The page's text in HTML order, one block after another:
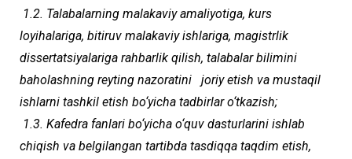
1.2. Talabalarning malakaviy amaliyotiga, kurs
loyihalariga, bitiruv malakaviy ishlariga, magistrlik
dissertatsiyalariga rahbarlik qilish, talabalar bilimini
baholashning reyting nazoratini joriy etish va mustaqil
ishlarni tashkil etish bo‘yicha tadbirlar o‘tkazish;
1.3. Kafedra fanlari bo‘yicha o‘quv dasturlarini ishlab
chiqish va belgilangan tartibda tasdiqqa taqdim etish,